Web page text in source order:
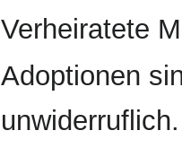
Verheiratete
Adoptionen
unwiderruflich.